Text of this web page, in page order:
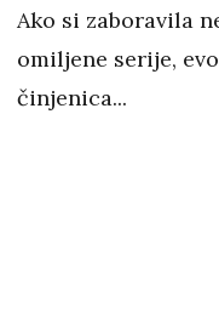
Ako si zaboravila
omiljene serije,
činjenica...